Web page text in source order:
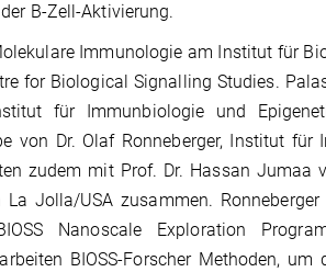
B-Zell-Aktivierung.
Immunologie am Institut für
for Biological Signalling Studies.
für Immunbiologie und
von Dr. Olaf Ronneberger, Institut für
zudem mit Prof. Dr. Hassan
Jolla/USA zusammen.
Nanoscale Exploration
BIOSS-Forscher Methoden,